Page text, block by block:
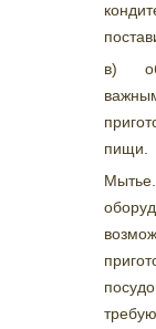
в)
пищи.